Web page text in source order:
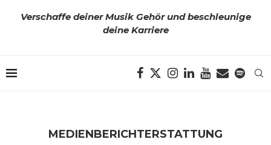
Verschaffe deiner Musik Gehör und beschleunige
deine Karriere
MEDIENBERICHTERSTATTUNG